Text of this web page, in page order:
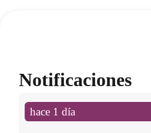
Notificaciones
hace 1 día